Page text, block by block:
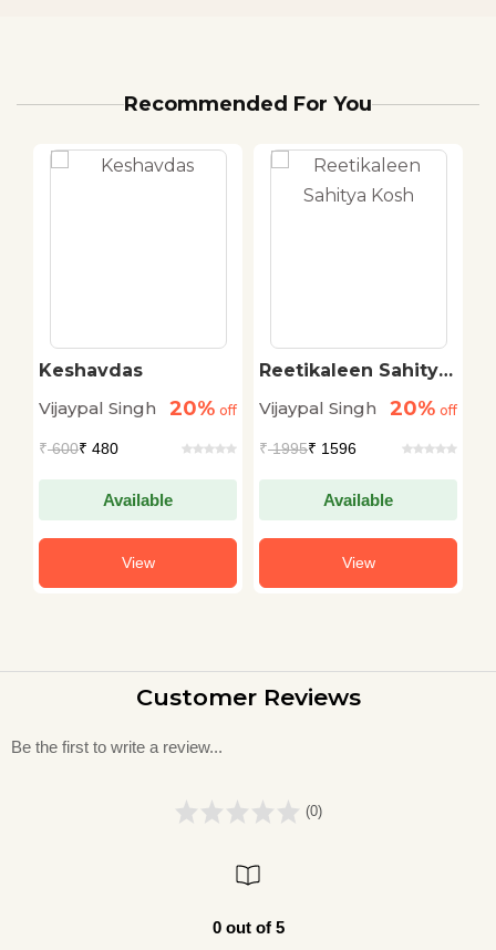
Recommended For You
Keshavdas
Vijaypal Singh
20% off
₹600₹ 480
Available
View
Reetikaleen Sahitya
Vijaypal Singh
20% off
₹1995₹ 1596
Available
View
Customer Reviews
Be the first to write a review...
(0)
0 out of 5